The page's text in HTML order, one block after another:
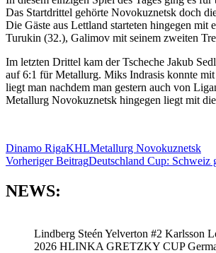
Das Startdrittel gehörte Novokuznetsk doch
Die Gäste aus Lettland starteten hingegen
Turukin (32.), Galimov mit seinem zweiten
Im letzten Drittel kam der Tscheche Jakub
auf 6:1 für Metallurg. Miks Indrasis konnte
liegt man nachdem man gestern auch von
Metallurg Novokuznetsk hingegen liegt mit
Dinamo RigaKHLMetallurg Novokuznetsk
Beitragsnavigation
Vorheriger BeitragDeutschland Cup: Schweiz
NEWS:
Lindberg Steén Yelverton #2 Karlsson
2026 HLINKA GRETZKY CUP